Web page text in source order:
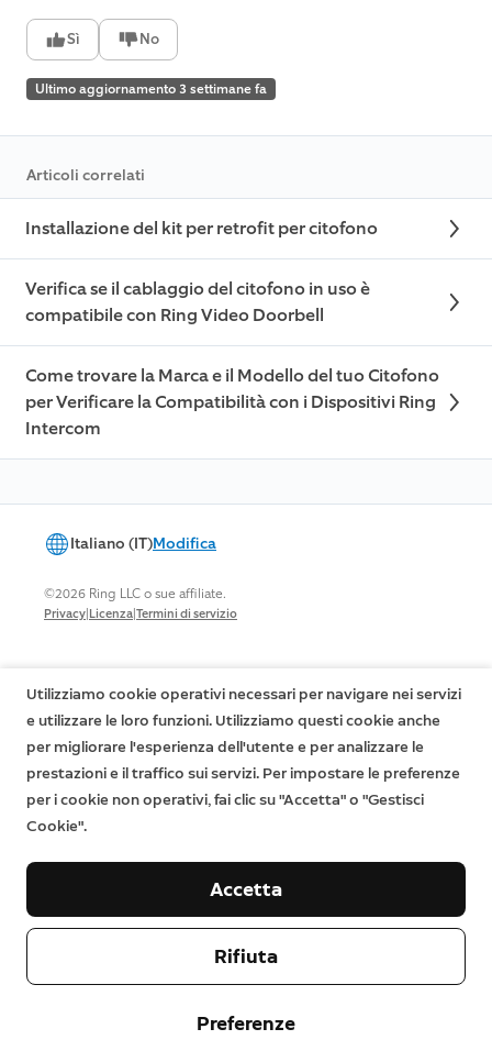
Sì No
Ultimo aggiornamento 3 settimane fa
Articoli correlati
Installazione del kit per retrofit per citofono
Verifica se il cablaggio del citofono in uso è
compatibile con Ring Video Doorbell
Come trovare la Marca e il Modello del tuo Citofono
per Verificare la Compatibilità con i Dispositivi Ring
Intercom
Italiano (IT)Modifica
©2026 Ring LLC o sue affiliate.
Privacy|Licenza|Termini di servizio
Utilizziamo cookie operativi necessari per navigare nei servizi
e utilizzare le loro funzioni. Utilizziamo questi cookie anche
per migliorare l'esperienza dell'utente e per analizzare le
prestazioni e il traffico sui servizi. Per impostare le preferenze
per i cookie non operativi, fai clic su "Accetta" o "Gestisci
Cookie".
Preferenze
Rifiuta
Accetta